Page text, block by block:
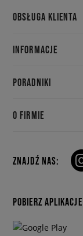
OBSŁUGA KLIENTA
INFORMACJE
PORADNIKI
O FIRMIE
ZNAJDŹ NAS:
POBIERZ APLIKACJE